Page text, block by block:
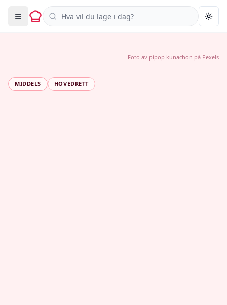
Søk i oppskrifter
MIDDELS HOVEDRETT
Foto av pipop kunachon på Pexels